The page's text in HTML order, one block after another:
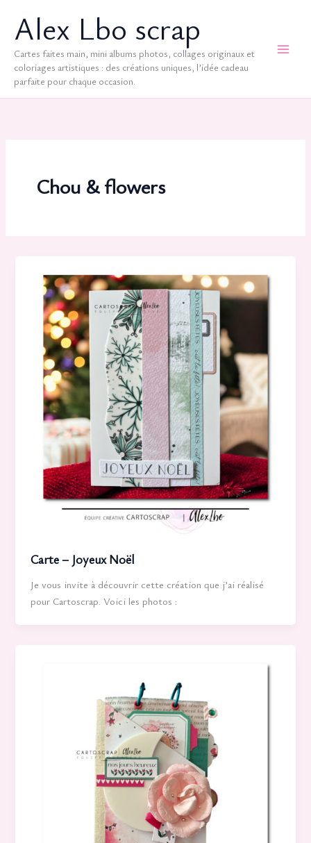
contenuAlex Lbo scrap
Cartes faites main, mini albums photos, collages originaux et
coloriages artistiques : des créations uniques, l’idée cadeau
parfaite pour chaque occasion.
Chou & flowers
Carte – Joyeux Noël
Je vous invite à découvrir cette création que j’ai réalisé
pour Cartoscrap. Voici les photos :